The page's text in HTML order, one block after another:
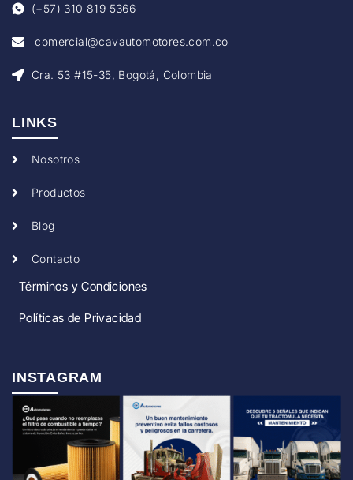
(+57) 310 819 5366
comercial@cavautomotores.com.co
Cra. 53 #15-35, Bogotá, Colombia
LINKS
Nosotros
Productos
Blog
Contacto
Términos y Condiciones
Políticas de Privacidad
INSTAGRAM